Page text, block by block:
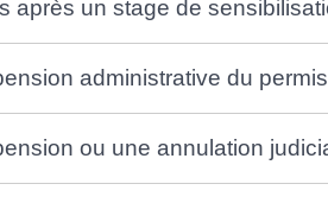
après un stage de
administrative du
ou une annulation